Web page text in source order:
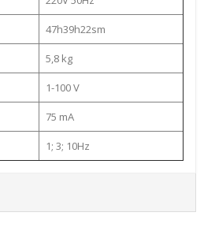
47h39h22sm
5,8 kg
1-100 V
75 mA
1; 3; 10Hz